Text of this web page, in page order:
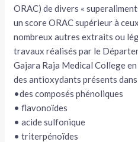
ORAC) de divers «
un score ORAC supérieur à
nombreux autres extraits ou
travaux réalisés par le
Gajara Raja Medical College
des antioxydants présents
•des composés phénoliques
• flavonoïdes
• acide sulfonique
• triterpénoïdes